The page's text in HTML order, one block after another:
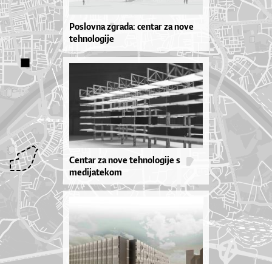
Poslovna zgrada: centar za nove
tehnologije
Centar za nove tehnologije s
medijatekom